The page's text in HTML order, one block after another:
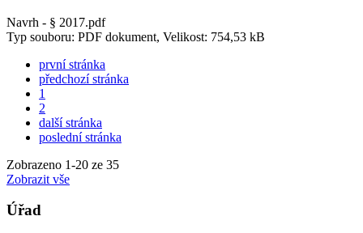
Navrh - § 2017.pdf
Typ souboru: PDF dokument, Velikost: 754,53 kB
první stránka
předchozí stránka
1
2
další stránka
poslední stránka
Zobrazeno 1-20 ze 35
Zobrazit vše
Úřad